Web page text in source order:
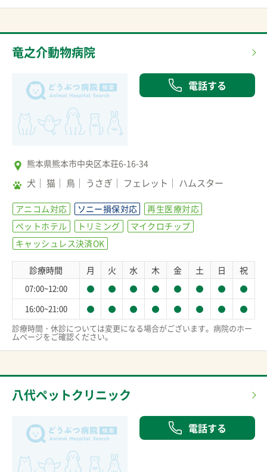
竜之介動物病院
電話する
熊本県熊本市中央区本荘6-16-34
犬 猫 鳥 うさぎ フェレット ハムスター
アニコム対応 ソニー損保対応
再生医療対応
ペットホテル
トリミング
マイクロチップ
キャッシュレス決済OK
診療時間 月 火 水 木 金 土 日 祝
07:00~12:00
16:00~21:00
診療時間・休診については変更になる場合がございます。病院のホー
ムページをご確認ください。
八代ペットクリニック
電話する